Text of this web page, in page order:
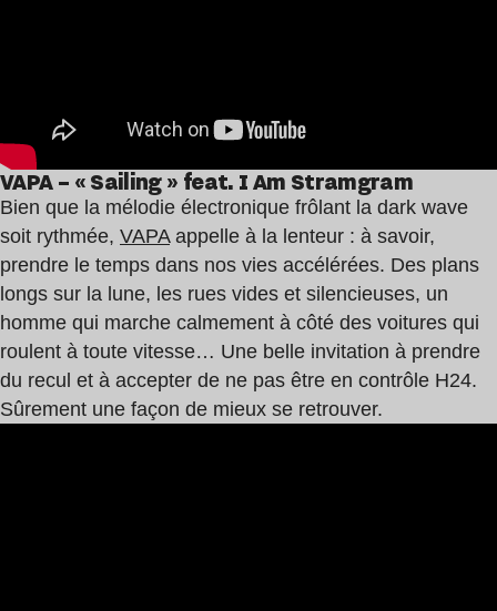
VAPA – « Sailing » feat. I Am Stramgram
Bien que la mélodie électronique frôlant la dark wave
soit rythmée, VAPAappelle à la lenteur : à savoir,
prendre le temps dans nos vies accélérées. Des plans
longs sur la lune, les rues vides et silencieuses, un
homme qui marche calmement à côté des voitures qui
roulent à toute vitesse… Une belle invitation à prendre
du recul et à accepter de ne pas être en contrôle H24.
Sûrement une façon de mieux se retrouver.